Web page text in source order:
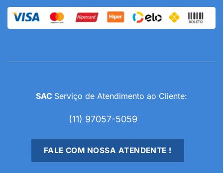
SAC Serviço de Atendimento ao Cliente:
(11) 97057-5059
FALE COM NOSSA ATENDENTE !